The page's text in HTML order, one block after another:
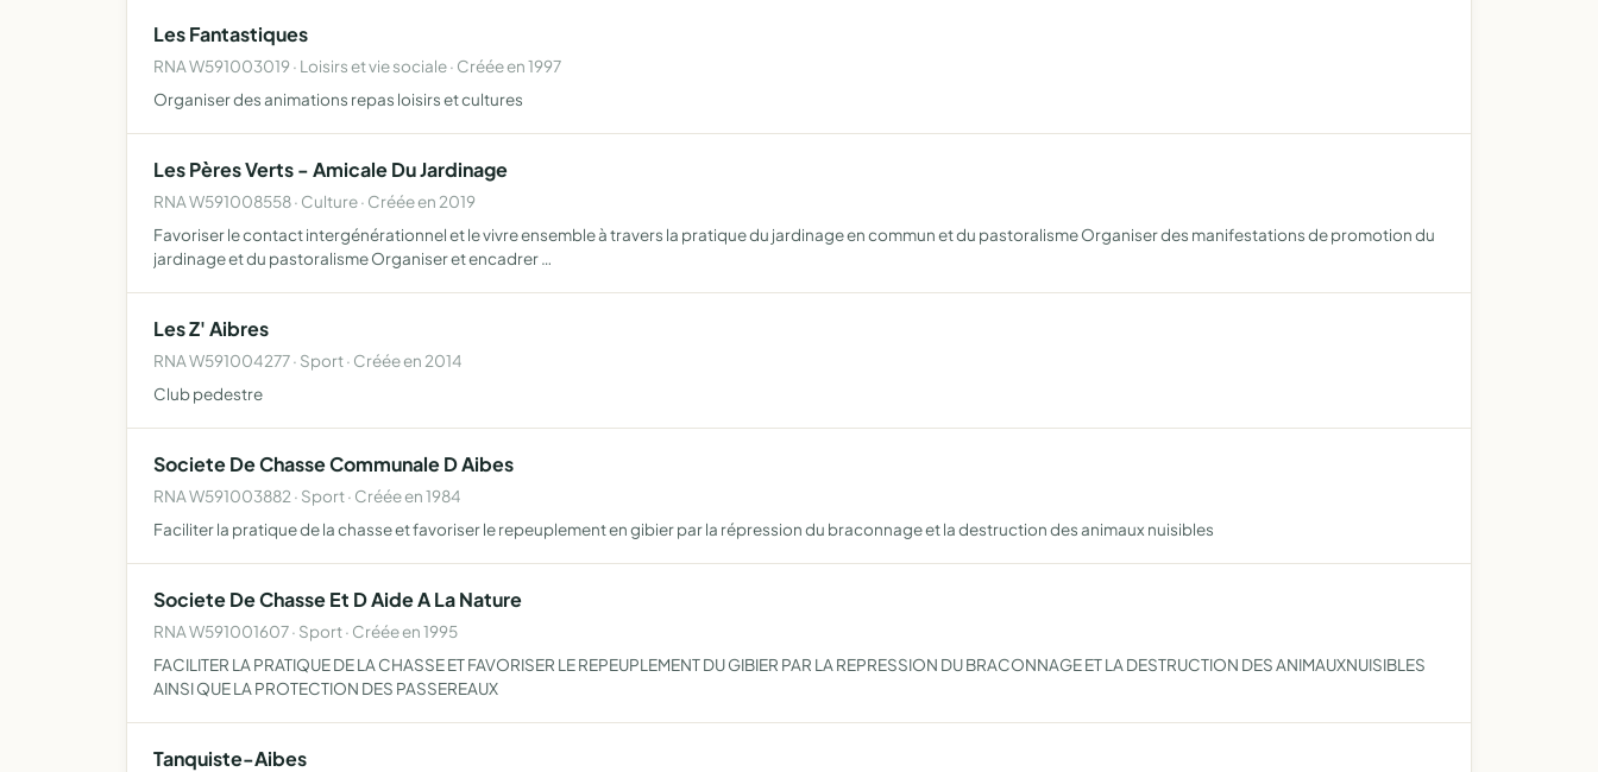
Les Fantastiques
RNA W591003019 · Loisirs et vie sociale · Créée en 1997
Organiser des animations repas loisirs et cultures
Les Pères Verts - Amicale Du Jardinage
RNA W591008558 · Culture · Créée en 2019
Favoriser le contact intergénérationnel et le vivre ensemble à travers la pratique du jardinage en commun et du pastoralisme Organiser des manifestations de promotion du
jardinage et du pastoralisme Organiser et encadrer …
Les Z' Aibres
RNA W591004277 · Sport · Créée en 2014
Club pedestre
Societe De Chasse Communale D Aibes
RNA W591003882 · Sport · Créée en 1984
Faciliter la pratique de la chasse et favoriser le repeuplement en gibier par la répression du braconnage et la destruction des animaux nuisibles
Societe De Chasse Et D Aide A La Nature
RNA W591001607 · Sport · Créée en 1995
FACILITER LA PRATIQUE DE LA CHASSE ET FAVORISER LE REPEUPLEMENT DU GIBIER PAR LA REPRESSION DU BRACONNAGE ET LA DESTRUCTION DES ANIMAUXNUISIBLES
AINSI QUE LA PROTECTION DES PASSEREAUX
Tanquiste-Aibes